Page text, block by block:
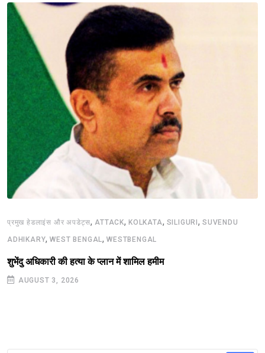
प्रमुख हेडलाइंस और अपडेट्स, ATTACK,KOLKATA, SILIGURI,SUVENDU
ADHIKARY,WEST BENGAL,WESTBENGAL
शुभेंदु अधिकारी की हत्या के प्लान में शामिल हमीम
AUGUST 3, 2026